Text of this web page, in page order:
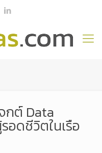
กต์ Data
อดชีวิตในเรือ